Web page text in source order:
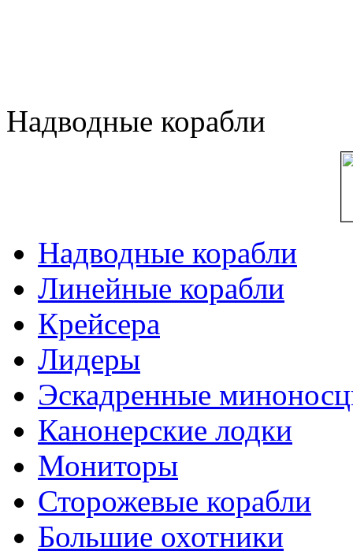
Надводные корабли
Надводные корабли
Линейные корабли
Крейсера
Лидеры
Эскадренные
Канонерские лодки
Мониторы
Сторожевые корабли
Большие охотники